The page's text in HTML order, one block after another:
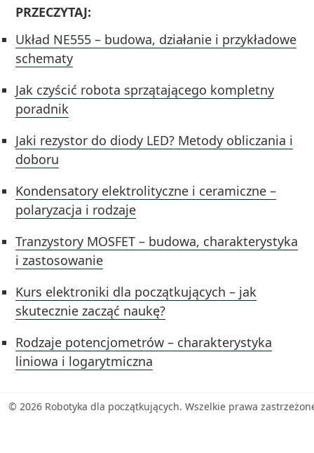
PRZECZYTAJ:
Układ NE555 – budowa, działanie i przykładowe
schematy
Jak czyścić robota sprzątającego kompletny
poradnik
Jaki rezystor do diody LED? Metody obliczania i
doboru
Kondensatory elektrolityczne i ceramiczne –
polaryzacja i rodzaje
Tranzystory MOSFET – budowa, charakterystyka
i zastosowanie
Kurs elektroniki dla początkujących – jak
skutecznie zacząć naukę?
Rodzaje potencjometrów – charakterystyka
liniowa i logarytmiczna
© 2026 Robotyka dla początkujących. Wszelkie prawa